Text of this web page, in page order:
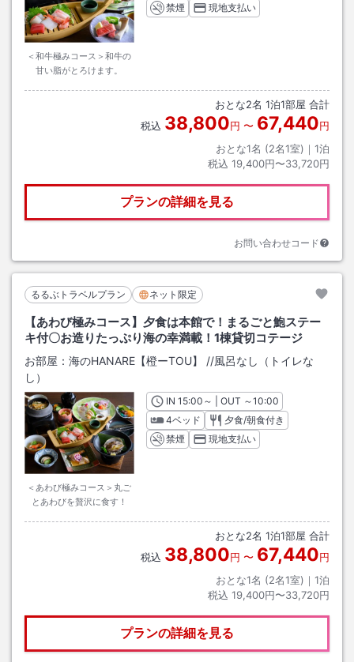
＜和牛極みコース＞和牛の
甘い脂がとろけます。
禁煙
現地支払い
おとな2名 1泊1部屋 合計
税込 38,800円 〜 67,440円
おとな1名 (2名1室)｜ 1泊
税込 19,400円〜33,720円
プランの詳細を見る
お問い合わせコード
るるぶトラベルプラン ネット限定
【あわび極みコース】夕食は本館で！まるごと鮑ステー
キ付〇お造りたっぷり海の幸満載！1棟貸切コテージ
お部屋： 海のHANARE【橙ーTOU】 //風呂なし（トイレな
し）
＜あわび極みコース＞丸ご
とあわびを贅沢に食す！
INチェックイン
15:00 ～ | OUT チェックアウト
～10:00
4ベッド
夕食/朝食付き
禁煙
現地支払い
おとな2名 1泊1部屋 合計
税込 38,800円 〜 67,440円
おとな1名 (2名1室)｜ 1泊
税込 19,400円〜33,720円
プランの詳細を見る